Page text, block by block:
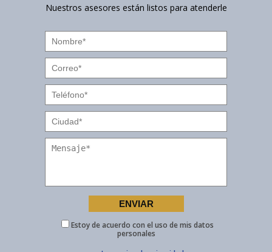
Nuestros asesores están listos para atenderle
Estoy de acuerdo con el uso de mis datos
personales